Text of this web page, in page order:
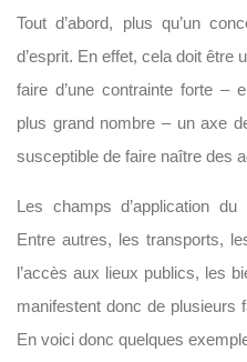
Tout d’abord, plus qu’un
d’esprit. En effet, cela doit être
faire d’une contrainte forte –
plus grand nombre – un axe
susceptible de faire naître des
Les champs d’application
Entre autres, les transports,
l’accès aux lieux publics, les
manifestent donc de plusieurs
En voici donc quelques